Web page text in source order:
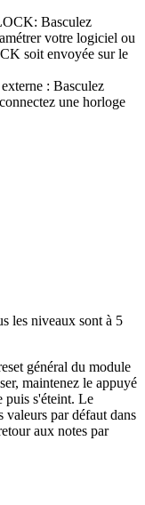
Basculez
votre logiciel ou
soit envoyée sur le
: Basculez
une horloge
les niveaux sont à 5
général du module
maintenez le appuyé
puis s'éteint. Le
valeurs par défaut dans
aux notes par